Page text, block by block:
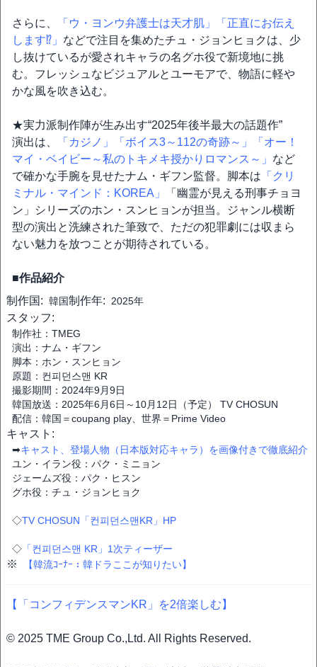
さらに、 「ウ・ヨンウ弁護士は天才肌」
「正直にお伝え
します⁉」 などで注目を集めたチュ・ジョンヒョクは、少
し抜けているが愛されキャラの名グホ役で新境地に挑
む。フレッシュなビジュアルとユーモアで、物語に軽や
かな風を吹き込む。
★実力派制作陣が生み出す“2025年後半最大の話題作”
演出は、
「カジノ」 「ボイス3～112の奇跡～」
「オー！
マイ・ベイビー～私のトキメキ授かりロマンス～」 など
で確かな手腕を見せたナム・ギフン監督。脚本は 「クリ
ミナル・マインド：KOREA」
「幽霊が見える刑事チョヨ
ン」シリーズのホン・スンヒョンが担当。ジャンル横断
型の演出と洗練された筆致で、ただの犯罪劇には収まら
ない魅力を放つことが期待されている。
■作品紹介
制作国: 韓国制作年: 2025年
スタッフ:
制作社：TMEG
演出：ナム・ギフン
脚本：ホン・スンヒョン
原題：컨피던스맨 KR
撮影期間：2024年9月9日
韓国放送：2025年6月6日～10月12日（予定） TV CHOSUN
配信：韓国＝coupang play、世界＝Prime Video
キャスト:
➡キャスト、登場人物（日本版対応キャラ）を画像付きで徹底紹介
ユン・イラン役：パク・ミニョン
ジェームズ役：パク・ヒスン
グホ役：チュ・ジョンヒョク
◇TV CHOSUN「컨피던스맨KR」HP
◇ 「컨피던스맨 KR」1次ティーザー
※ 【韓流ｺｰﾅｰ：韓ドラここが知りたい】
【「コンフィデンスマンKR」を2倍楽しむ】
© 2025 TME Group Co.,Ltd. All Rights Reserved.